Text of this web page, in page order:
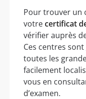
Pour trouver un
votrecertificat
vérifier auprès
Ces centres
toutes les
facilement
vous en
d’examen.